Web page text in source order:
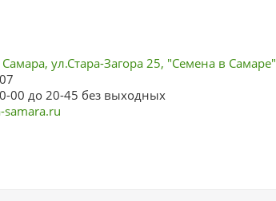
ул.Стара-Загора 25, "Семена в Самаре"
00 до 20-45 без выходных
samara.ru